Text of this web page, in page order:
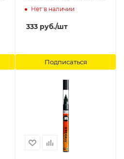
Синий 1,5 мм MOLOTOW
Нет в наличии
333 руб./шт
Подписаться